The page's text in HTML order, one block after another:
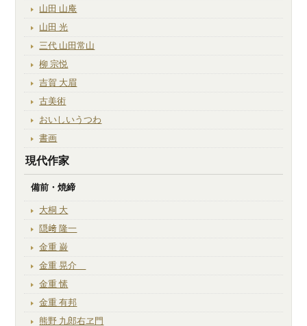
山田 山庵
山田 光
三代 山田常山
柳 宗悦
吉賀 大眉
古美術
おいしいうつわ
書画
現代作家
備前・焼締
大桐 大
隠﨑 隆一
金重 巌
金重 晃介
金重 愫
金重 有邦
熊野 九郎右ヱ門